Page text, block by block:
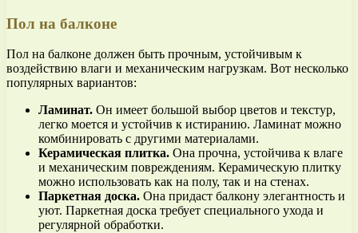
Пол на балконе
Пол на балконе должен быть прочным, устойчивым к
воздействию влаги и механическим нагрузкам. Вот несколько
популярных вариантов:
Ламинат. Он имеет большой выбор цветов и текстур,
легко моется и устойчив к истиранию. Ламинат можно
комбинировать с другими материалами.
Керамическая плитка. Она прочна, устойчива к влаге
и механическим повреждениям. Керамическую плитку
можно использовать как на полу, так и на стенах.
Паркетная доска. Она придаст балкону элегантность и
уют. Паркетная доска требует специального ухода и
регулярной обработки.